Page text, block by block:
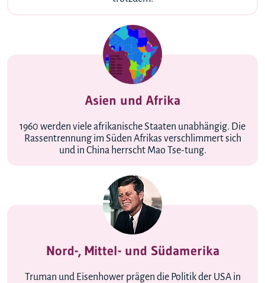
Asien und Afrika
1960 werden viele afrikanische Staaten unabhängig. Die
Rassentrennung im Süden Afrikas verschlimmert sich
und in China herrscht Mao Tse-tung.
Nord-, Mittel- und Südamerika
Truman und Eisenhower prägen die Politik der USA in